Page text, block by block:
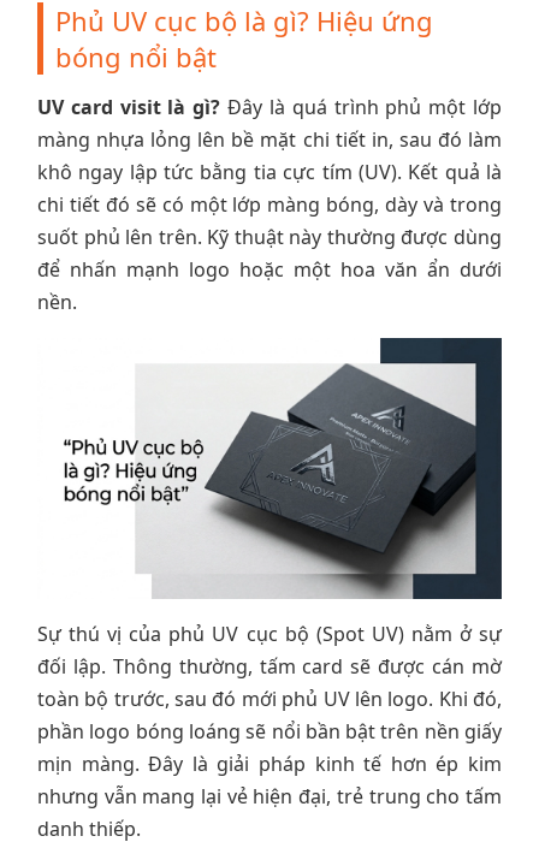
Phủ UV cục bộ là gì? Hiệu ứng
bóng nổi bật
UV card visit là gì? Đây là quá trình phủ một lớp
màng nhựa lỏng lên bề mặt chi tiết in, sau đó làm
khô ngay lập tức bằng tia cực tím (UV). Kết quả là
chi tiết đó sẽ có một lớp màng bóng, dày và trong
suốt phủ lên trên. Kỹ thuật này thường được dùng
để nhấn mạnh logo hoặc một hoa văn ẩn dưới
nền.
Sự thú vị của phủ UV cục bộ (Spot UV) nằm ở sự
đối lập. Thông thường, tấm card sẽ được cán mờ
toàn bộ trước, sau đó mới phủ UV lên logo. Khi đó,
phần logo bóng loáng sẽ nổi bần bật trên nền giấy
mịn màng. Đây là giải pháp kinh tế hơn ép kim
nhưng vẫn mang lại vẻ hiện đại, trẻ trung cho tấm
danh thiếp.